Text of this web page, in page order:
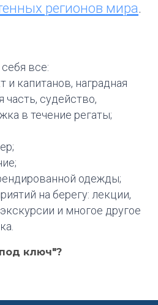
регионов мира.
все:
и капитанов, наградная
часть, судейство,
в течение регаты;
одежды;
на берегу: лекции,
и многое другое
ключ"?